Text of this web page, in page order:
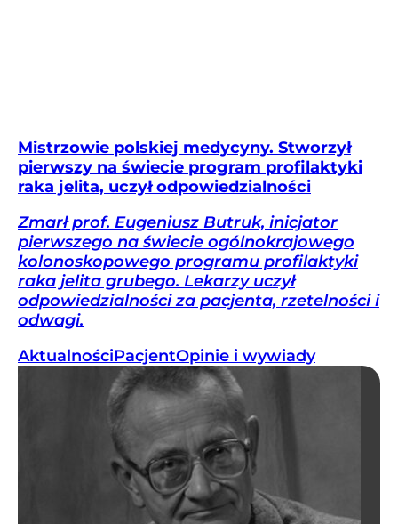
Mistrzowie polskiej medycyny. Stworzył
pierwszy na świecie program profilaktyki
raka jelita, uczył odpowiedzialności
Zmarł prof. Eugeniusz Butruk, inicjator
pierwszego na świecie ogólnokrajowego
kolonoskopowego programu profilaktyki
raka jelita grubego. Lekarzy uczył
odpowiedzialności za pacjenta, rzetelności i
odwagi.
AktualnościPacjentOpinie i wywiady